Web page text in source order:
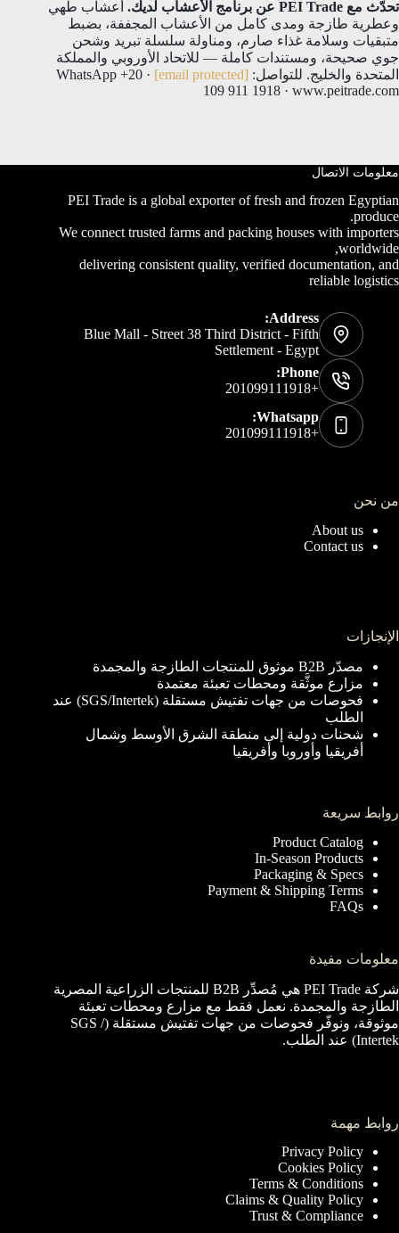
تحدّث مع PEI Trade عن برنامج الأعشاب لديك.
أعشاب طهي
وعطرية طازجة ومدى كامل من الأعشاب المجففة، بضبط
متبقيات وسلامة غذاء صارم، ومناولة سلسلة تبريد وشحن
جوي صحيحة، ومستندات كاملة — للاتحاد الأوروبي والمملكة
المتحدة والخليج. للتواصل: [email protected]
· WhatsApp +20
109 911 1918 · www.peitrade.com
معلومات الاتصال
PEI Trade is a global exporter of fresh and frozen Egyptian
produce.
We connect trusted farms and packing houses with importers
worldwide,
delivering consistent quality, verified documentation, and
reliable logistics
Address:
Blue Mall - Street 38 Third District - Fifth
Settlement - Egypt
Phone:
+201099111918
Whatsapp:
+201099111918
من نحن
About us
Contact us
الإنجازات
مصدّر B2B موثوق للمنتجات الطازجة والمجمدة
مزارع موثَّقة ومحطات تعبئة معتمدة
فحوصات من جهات تفتيش مستقلة (SGS/Intertek) عند
الطلب
شحنات دولية إلى منطقة الشرق الأوسط وشمال
أفريقيا وأوروبا وأفريقيا
روابط سريعة
Product Catalog
In-Season Products
Packaging & Specs
Payment & Shipping Terms
FAQs
معلومات مفيدة
شركة PEI Trade هي مُصدِّر B2B للمنتجات الزراعية المصرية
الطازجة والمجمدة. نعمل فقط مع مزارع ومحطات تعبئة
موثوقة، ونوفّر فحوصات من جهات تفتيش مستقلة (SGS /
Intertek) عند الطلب.
روابط مهمة
Privacy Policy
Cookies Policy
Terms & Conditions
Claims & Quality Policy
Trust & Compliance